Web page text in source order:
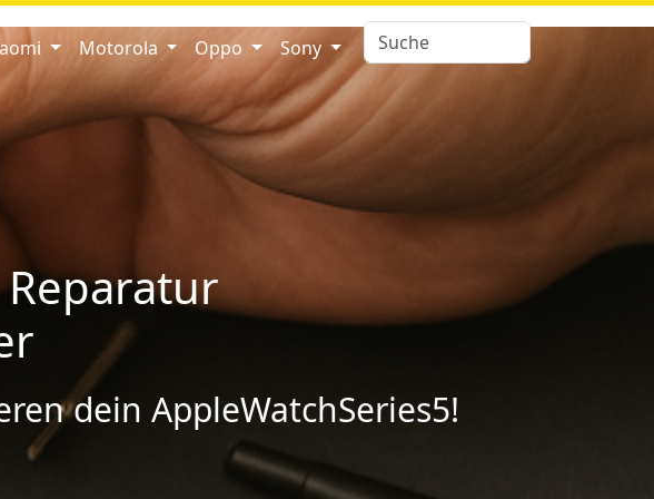
Motorola Oppo Sony
dein AppleWatchSeries5!